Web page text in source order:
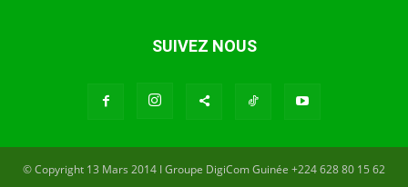
SUIVEZ NOUS
© Copyright 13 Mars 2014 I Groupe DigiCom Guinée +224 628 80 15 62